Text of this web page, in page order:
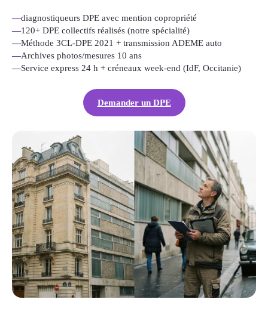
—diagnostiqueurs DPE avec mention copropriété
—120+ DPE collectifs réalisés (notre spécialité)
—Méthode 3CL-DPE 2021 + transmission ADEME auto
—Archives photos/mesures 10 ans
—Service express 24 h + créneaux week-end (IdF, Occitanie)
Demander un DPE